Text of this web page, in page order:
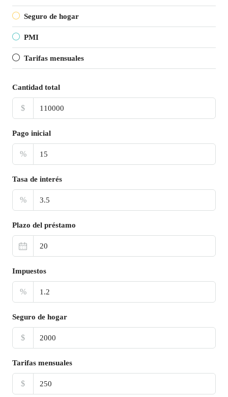
Seguro de hogar
PMI
Tarifas mensuales
Cantidad total
$
Pago inicial
%
Tasa de interés
%
Plazo del préstamo
Impuestos
%
Seguro de hogar
$
Tarifas mensuales
$